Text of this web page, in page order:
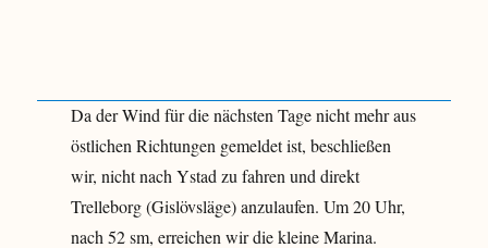
Da der Wind für die nächsten Tage nicht mehr aus
östlichen Richtungen gemeldet ist, beschließen
wir, nicht nach Ystad zu fahren und direkt
Trelleborg (Gislövsläge) anzulaufen. Um 20 Uhr,
nach 52 sm, erreichen wir die kleine Marina.